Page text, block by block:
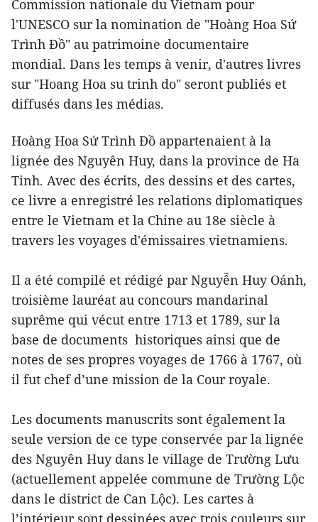
Commission nationale du Vietnam pour
l'UNESCO sur la nomination de "Hoàng Hoa Sứ
Trình Đồ" au patrimoine documentaire
mondial. Dans les temps à venir, d'autres livres
sur "Hoang Hoa su trinh do" seront publiés et
diffusés dans les médias.
Hoàng Hoa Sứ Trình Đồ appartenaient à la
lignée des Nguyên Huy, dans la province de Ha
Tinh. Avec des écrits, des dessins et des cartes,
ce livre a enregistré les relations diplomatiques
entre le Vietnam et la Chine au 18e siècle à
travers les voyages d'émissaires vietnamiens.
Il a été compilé et rédigé par Nguyễn Huy Oánh,
troisième lauréat au concours mandarinal
suprême qui vécut entre 1713 et 1789, sur la
base de documents historiques ainsi que de
notes de ses propres voyages de 1766 à 1767, où
il fut chef d’une mission de la Cour royale.
Les documents manuscrits sont également la
seule version de ce type conservée par la lignée
des Nguyên Huy dans le village de Trường Lưu
(actuellement appelée commune de Trường Lộc
dans le district de Can Lộc). Les cartes à
l’intérieur sont dessinées avec trois couleurs sur